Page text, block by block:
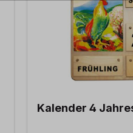
Kalender 4